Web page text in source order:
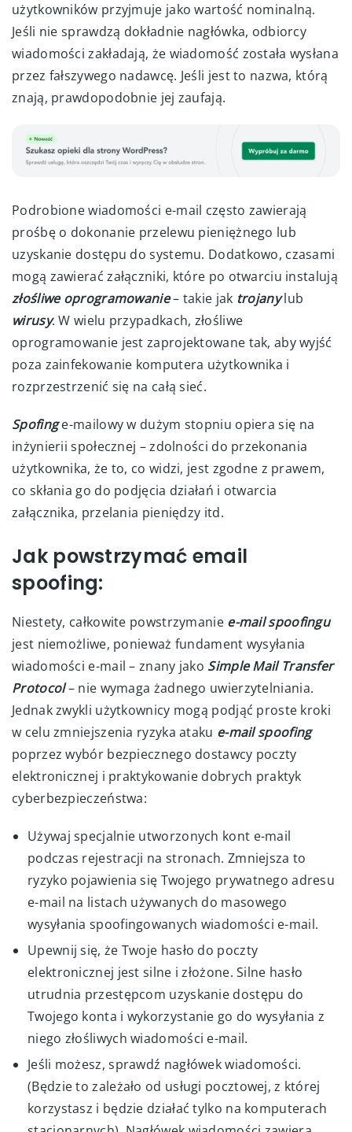
użytkowników przyjmuje jako wartość nominalną.
Jeśli nie sprawdzą dokładnie nagłówka, odbiorcy
wiadomości zakładają, że wiadomość została wysłana
przez fałszywego nadawcę. Jeśli jest to nazwa, którą
znają, prawdopodobnie jej zaufają.
Podrobione wiadomości e-mail często zawierają
prośbę o dokonanie przelewu pieniężnego lub
uzyskanie dostępu do systemu. Dodatkowo, czasami
mogą zawierać załączniki, które po otwarciu instalują
złośliwe oprogramowanie– takie jak trojany lub
wirusy. W wielu przypadkach, złośliwe
oprogramowanie jest zaprojektowane tak, aby wyjść
poza zainfekowanie komputera użytkownika i
rozprzestrzenić się na całą sieć.
Spofing e-mailowy w dużym stopniu opiera się na
inżynierii społecznej – zdolności do przekonania
użytkownika, że to, co widzi, jest zgodne z prawem,
co skłania go do podjęcia działań i otwarcia
załącznika, przelania pieniędzy itd.
Jak powstrzymać email
spoofing:
Niestety, całkowite powstrzymanie e-mail spoofingu
jest niemożliwe, ponieważ fundament wysyłania
wiadomości e-mail – znany jako Simple Mail Transfer
Protocol– nie wymaga żadnego uwierzytelniania.
Jednak zwykli użytkownicy mogą podjąć proste kroki
w celu zmniejszenia ryzyka ataku e-mail spoofing
poprzez wybór bezpiecznego dostawcy poczty
elektronicznej i praktykowanie dobrych praktyk
cyberbezpieczeństwa:
Używaj specjalnie utworzonych kont e-mail
podczas rejestracji na stronach. Zmniejsza to
ryzyko pojawienia się Twojego prywatnego adresu
e-mail na listach używanych do masowego
wysyłania spoofingowanych wiadomości e-mail.
Upewnij się, że Twoje hasło do poczty
elektronicznej jest silne i złożone. Silne hasło
utrudnia przestępcom uzyskanie dostępu do
Twojego konta i wykorzystanie go do wysyłania z
niego złośliwych wiadomości e-mail.
Jeśli możesz, sprawdź nagłówek wiadomości.
(Będzie to zależało od usługi pocztowej, z której
korzystasz i będzie działać tylko na komputerach